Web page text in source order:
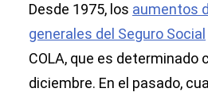
Desde 1975, los aumentos
generales del Seguro Social
COLA, que es determinado
diciembre. En el pasado,